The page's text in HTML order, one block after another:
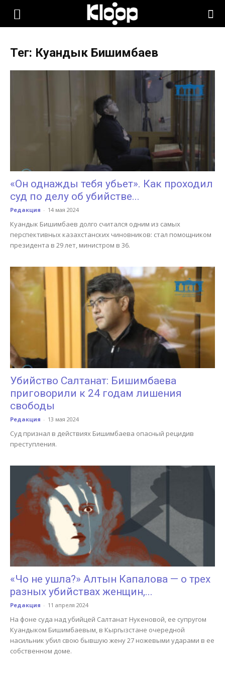
KLOOP.KG
Тег: Куандык Бишимбаев
«Он однажды тебя убьет». Как проходил
суд по делу об убийстве...
Редакция - 14 мая 2024
Куандык Бишимбаев долго считался одним из самых
перспективных казахстанских чиновников: стал помощником
президента в 29 лет, министром в 36.
Убийство Салтанат: Бишимбаева
приговорили к 24 годам лишения
свободы
Редакция - 13 мая 2024
Суд признал в действиях Бишимбаева опасный рецидив
преступления.
«Чо не ушла?» Алтын Капалова — о трех
разных убийствах женщин,...
Редакция - 11 апреля 2024
На фоне суда над убийцей Салтанат Нукеновой, ее супругом
Куандыком Бишимбаевым, в Кыргызстане очередной
насильник убил свою бывшую жену 27 ножевыми ударами в ее
собственном доме.